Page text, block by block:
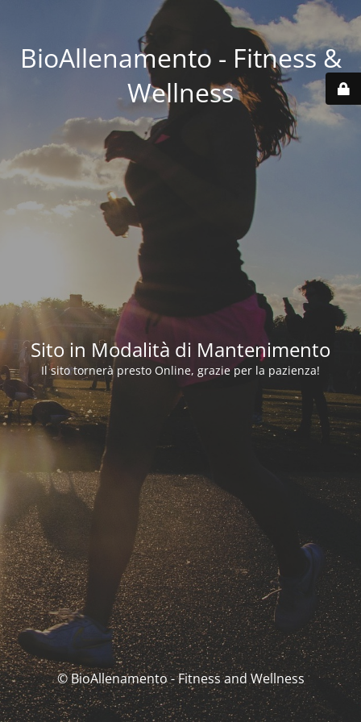
BioAllenamento - Fitness &
Wellness
Sito in Modalità di Mantenimento
Il sito tornerà presto Online, grazie per la pazienza!
© BioAllenamento - Fitness and Wellness